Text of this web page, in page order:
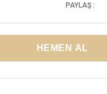
PAYLAŞ :